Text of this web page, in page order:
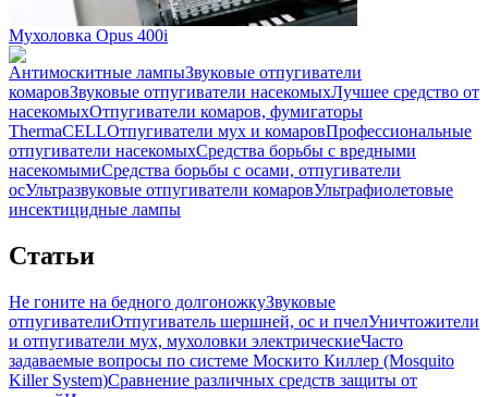
Мухоловка Opus 400i
Антимоскитные лампыЗвуковые отпугиватели
комаровЗвуковые отпугиватели насекомыхЛучшее средство от
насекомыхОтпугиватели комаров, фумигаторы
ThermaCELLОтпугиватели мух и комаровПрофессиональные
отпугиватели насекомыхСредства борьбы с вредными
насекомымиСредства борьбы с осами, отпугиватели
осУльтразвуковые отпугиватели комаровУльтрафиолетовые
инсектицидные лампы
Статьи
Не гоните на бедного долгоножкуЗвуковые
отпугивателиОтпугиватель шершней, ос и пчелУничтожители
и отпугиватели мух, мухоловки электрическиеЧасто
задаваемые вопросы по системе Москито Киллер (Mosquito
Killer System)Сравнение различных средств защиты от